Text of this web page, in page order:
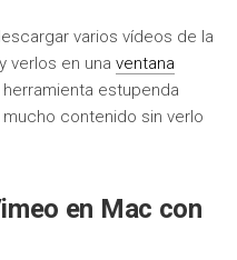
varios vídeos de la
verlos en una ventana
estupenda
contenido sin verlo
en Mac con